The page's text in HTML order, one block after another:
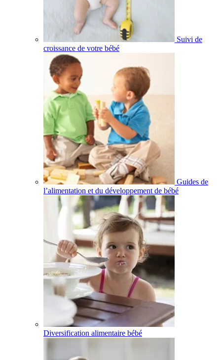
Suivi de
croissance de votre bébé
Guides de
l’alimentation et du développement de bébé
Diversification alimentaire bébé